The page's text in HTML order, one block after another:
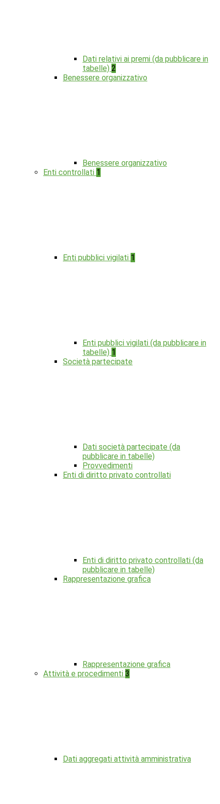
Dati relativi ai premi (da pubblicare in
tabelle) 2
Benessere organizzativo
Benessere organizzativo
Enti controllati 1
Enti pubblici vigilati 1
Enti pubblici vigilati (da pubblicare in
tabelle) 1
Società partecipate
Dati società partecipate (da
pubblicare in tabelle)
Provvedimenti
Enti di diritto privato controllati
Enti di diritto privato controllati (da
pubblicare in tabelle)
Rappresentazione grafica
Rappresentazione grafica
Attività e procedimenti 3
Dati aggregati attività amministrativa